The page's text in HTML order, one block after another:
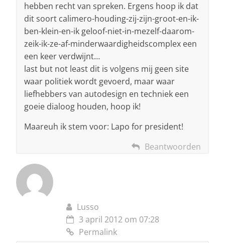
hebben recht van spreken. Ergens hoop ik dat
dit soort calimero-houding-zij-zijn-groot-en-ik-
ben-klein-en-ik geloof-niet-in-mezelf-daarom-
zeik-ik-ze-af-minderwaardigheidscomplex een
een keer verdwijnt…
last but not least dit is volgens mij geen site
waar politiek wordt gevoerd, maar waar
liefhebbers van autodesign en techniek een
goeie dialoog houden, hoop ik!
Maareuh ik stem voor: Lapo for president!
Beantwoorden
Lusso
3 april 2012 om 07:28
Permalink